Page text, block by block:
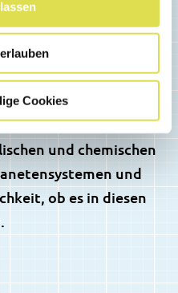
Cookies
von Sternen
bis zur Bildung von
und chemischen
und
ob es in diesen